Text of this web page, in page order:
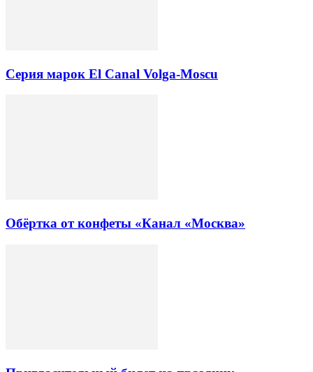
Серия марок El Canal Volga-Moscu
Обёртка от конфеты «Канал «Москва»